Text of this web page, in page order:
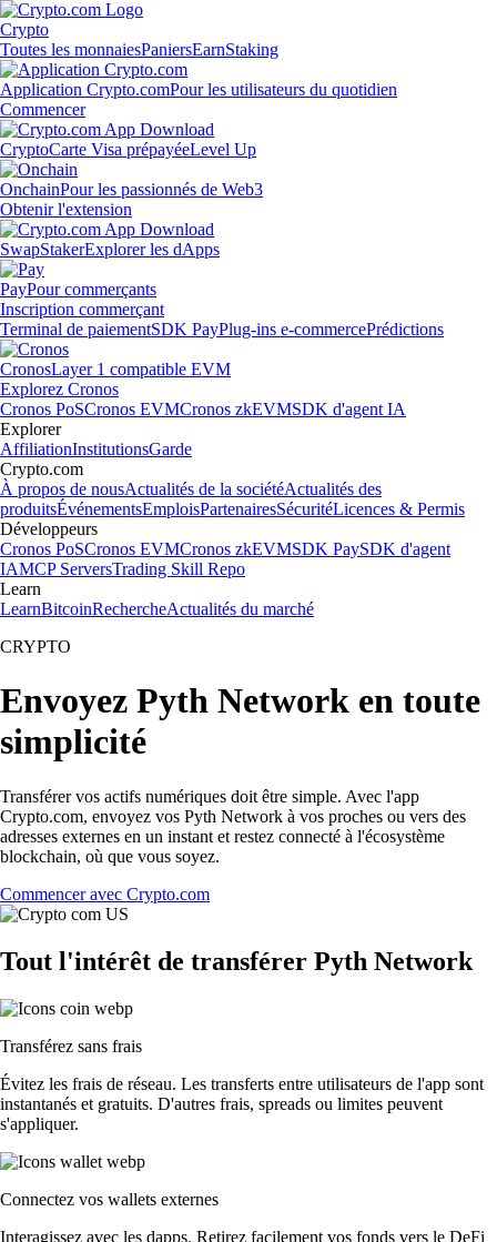
Crypto
Toutes les monnaiesPaniersEarnStaking
Application Crypto.comPour les utilisateurs du quotidien
Commencer
CryptoCarte Visa prépayéeLevel Up
OnchainPour les passionnés de Web3
Obtenir l'extension
SwapStakerExplorer les dApps
PayPour commerçants
Inscription commerçant
Terminal de paiementSDK PayPlug-ins e-commercePrédictions
CronosLayer 1 compatible EVM
Explorez Cronos
Cronos PoSCronos EVMCronos zkEVMSDK d'agent IA
Explorer
AffiliationInstitutionsGarde
Crypto.com
À propos de nousActualités de la sociétéActualités des
produitsÉvénementsEmploisPartenairesSécuritéLicences & Permis
Développeurs
Cronos PoSCronos EVMCronos zkEVMSDK PaySDK d'agent
IAMCP ServersTrading Skill Repo
Learn
LearnBitcoinRechercheActualités du marché
CRYPTO
Envoyez Pyth Network en toute
simplicité
Transférer vos actifs numériques doit être simple. Avec l'app
Crypto.com, envoyez vos Pyth Network à vos proches ou vers des
adresses externes en un instant et restez connecté à l'écosystème
blockchain, où que vous soyez.
Commencer avec Crypto.com
Tout l'intérêt de transférer Pyth Network
Transférez sans frais
Évitez les frais de réseau. Les transferts entre utilisateurs de l'app sont
instantanés et gratuits. D'autres frais, spreads ou limites peuvent
s'appliquer.
Connectez vos wallets externes
Interagissez avec les dapps. Retirez facilement vos fonds vers le DeFi